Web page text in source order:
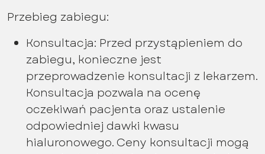
Przebieg zabiegu:
Konsultacja: Przed przystąpieniem do
zabiegu, konieczne jest
przeprowadzenie konsultacji z lekarzem.
Konsultacja pozwala na ocenę
oczekiwań pacjenta oraz ustalenie
odpowiedniej dawki kwasu
hialuronowego. Ceny konsultacji mogą